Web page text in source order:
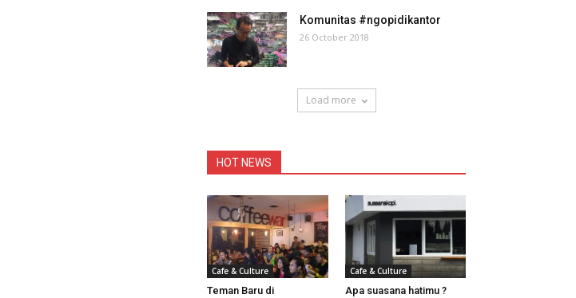
Komunitas #ngopidikantor
26 October 2018
Load more
HOT NEWS
Cafe & Culture
Teman Baru di
Cafe & Culture
Apa suasana hatimu ?